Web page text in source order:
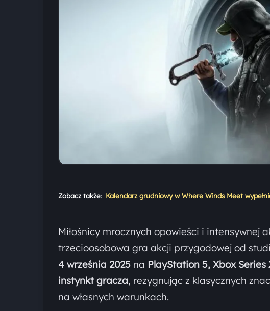
Zobacz także: Kalendarz grudniowy w Where Winds Meet
Miłośnicy mrocznych opowieści i intensywnej
trzecioosobowa gra akcji przygodowej od
4 września 2025 na PlayStation 5, Xbox Series
instynkt gracza, rezygnując z klasycznych
na własnych warunkach.